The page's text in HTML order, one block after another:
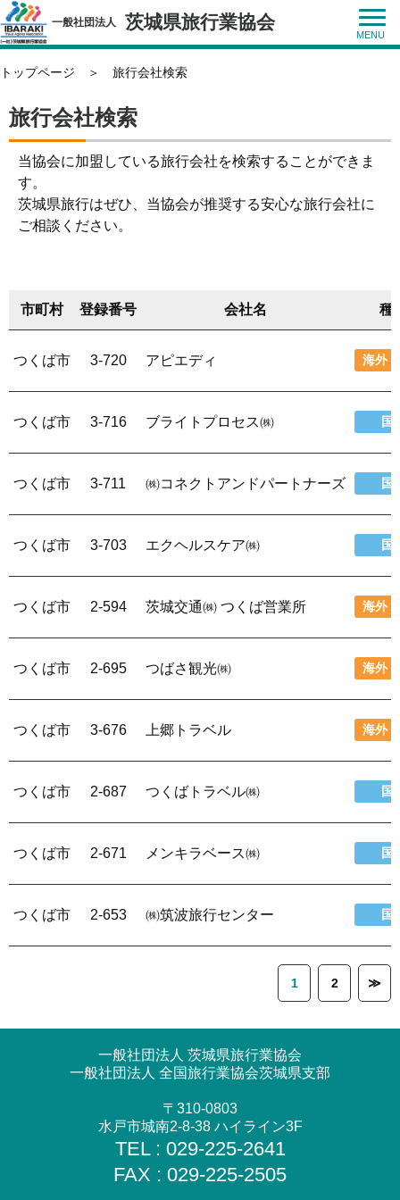
一般社団法人 茨城県旅行業協会
トップページ ＞ 旅行会社検索
旅行会社検索
当協会に加盟している旅行会社を検索することができま
す。
茨城県旅行はぜひ、当協会が推奨する安心な旅行会社に
ご相談ください。
市町村 登録番号 会社名 種
つくば市 3-720 アピエディ 海外
つくば市 3-716 ブライトプロセス㈱ 国
つくば市 3-711 ㈱コネクトアンドパートナーズ 国
つくば市 3-703 エクヘルスケア㈱ 国
つくば市 2-594 茨城交通㈱ つくば営業所 海外
つくば市 2-695 つばさ観光㈱ 海外
つくば市 3-676 上郷トラベル 海外
つくば市 2-687 つくばトラベル㈱ 国
つくば市 2-671 メンキラベース㈱ 国
つくば市 2-653 ㈱筑波旅行センター 国
1 2 ≫
一般社団法人 茨城県旅行業協会
一般社団法人 全国旅行業協会茨城県支部
〒310-0803
水戸市城南2-8-38 ハイライン3F
TEL : 029-225-2641
FAX : 029-225-2505